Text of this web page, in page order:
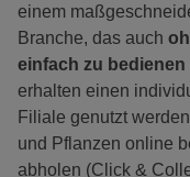
einem
Branche, das auch
einfach zu bedienen
erhalten einen
Filiale genutzt
und Pflanzen online
abholen (Click &